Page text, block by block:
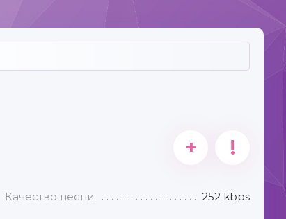
+ !
Качество песни: 252 kbps